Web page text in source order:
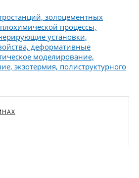
золоцементных
процессы,
установки,
деформативные
моделирование,
экзотермия, полиструктурного